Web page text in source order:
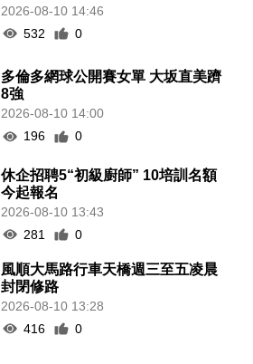
2026-08-10 14:46
532
0
多倫多網球公開賽女單 大坂直美躋
8強
2026-08-10 14:00
196
0
休企招聘5“初級廚師” 10培訓名額
今起報名
2026-08-10 13:43
281
0
風順大馬路行車天橋週三至五凌晨
封閉修路
2026-08-10 13:28
416
0